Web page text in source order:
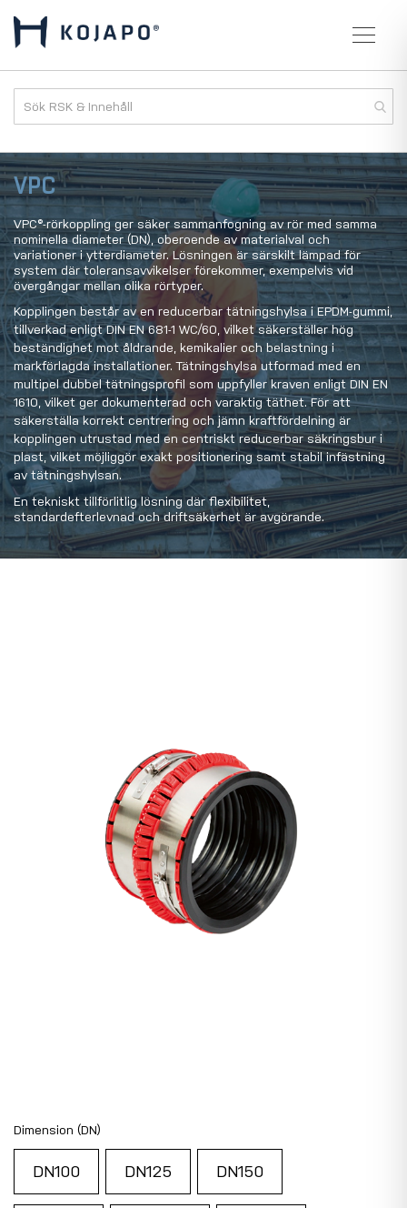
VPC
VPC®-rörkoppling ger säker sammanfogning av rör med samma
nominella diameter (DN), oberoende av materialval och
variationer i ytterdiameter. Lösningen är särskilt lämpad för
system där toleransavvikelser förekommer, exempelvis vid
övergångar mellan olika rörtyper.
Kopplingen består av en reducerbar tätningshylsa i EPDM-gummi,
tillverkad enligt DIN EN 681-1 WC/60, vilket säkerställer hög
beständighet mot åldrande, kemikalier och belastning i
markförlagda installationer. Tätningshylsa utformad med en
multipel dubbel tätningsprofil som uppfyller kraven enligt DIN EN
1610, vilket ger dokumenterad och varaktig täthet. För att
säkerställa korrekt centrering och jämn kraftfördelning är
kopplingen utrustad med en centriskt reducerbar säkringsbur i
plast, vilket möjliggör exakt positionering samt stabil infästning
av tätningshylsan.
En tekniskt tillförlitlig lösning där flexibilitet,
standardefterlevnad och driftsäkerhet är avgörande.
Dimension (DN)
DN100 DN125 DN150